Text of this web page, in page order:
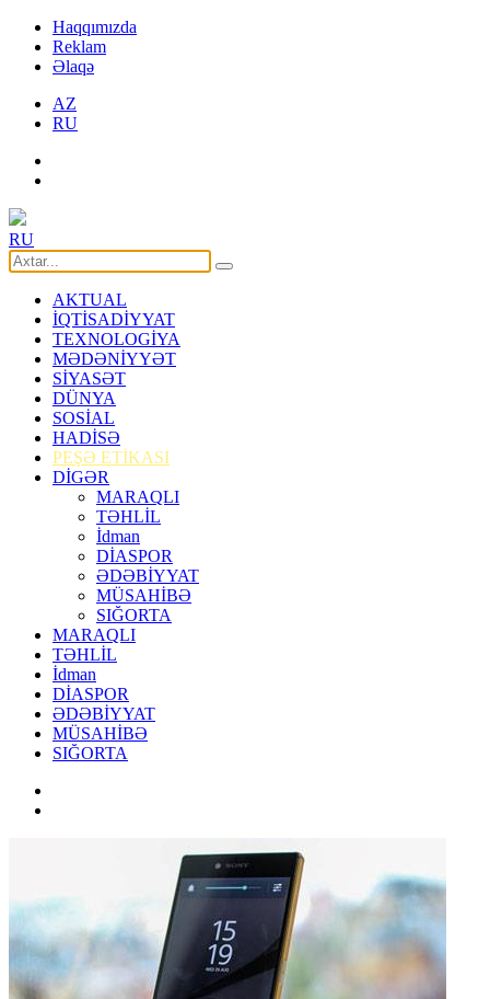
Haqqımızda
Reklam
Əlaqə
AZ
RU
RU
AKTUAL
İQTİSADİYYAT
TEXNOLOGİYA
MƏDƏNİYYƏT
SİYASƏT
DÜNYA
SOSİAL
HADİSƏ
PEŞƏ ETİKASI
DİGƏR
MARAQLI
TƏHLİL
İdman
DİASPOR
ƏDƏBİYYAT
MÜSAHİBƏ
SIĞORTA
MARAQLI
TƏHLİL
İdman
DİASPOR
ƏDƏBİYYAT
MÜSAHİBƏ
SIĞORTA